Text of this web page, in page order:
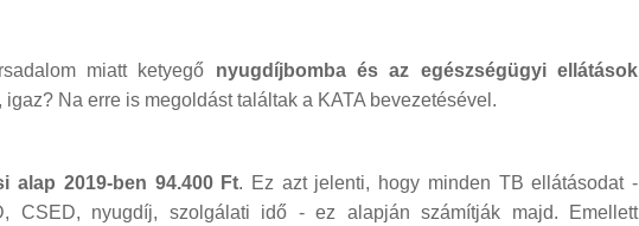
miatt ketyegő nyugdíjbomba és az egészségügyi ellátások
, igaz? Na erre is megoldást találtak a KATA bevezetésével.
alap 2019-ben 94.400 Ft. Ez azt jelenti, hogy minden TB ellátásodat -
CSED, nyugdíj, szolgálati idő - ez alapján számítják majd. Emellett